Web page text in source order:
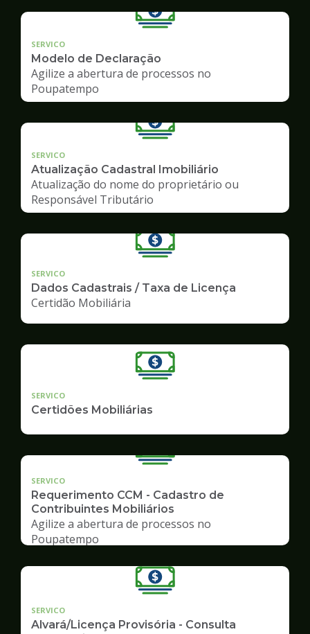
SERVICO
Modelo de Declaração
Agilize a abertura de processos no
Poupatempo
SERVICO
Atualização Cadastral Imobiliário
Atualização do nome do proprietário ou
Responsável Tributário
SERVICO
Dados Cadastrais / Taxa de Licença
Certidão Mobiliária
SERVICO
Certidões Mobiliárias
SERVICO
Requerimento CCM - Cadastro de
Contribuintes Mobiliários
Agilize a abertura de processos no
Poupatempo
SERVICO
Alvará/Licença Provisória - Consulta